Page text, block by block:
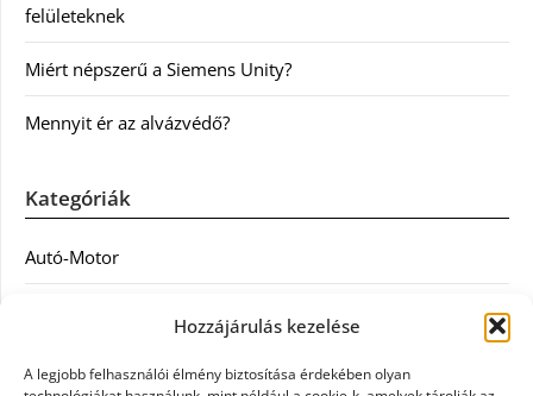
Hozzájárulás kezelése
A legjobb felhasználói élmény biztosítása érdekében olyan
felületeknek
Miért népszerű a Siemens Unity?
Mennyit ér az alvázvédő?
Kategóriák
Autó-Motor
Egészség